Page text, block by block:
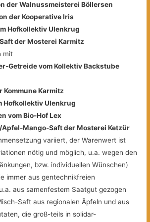
der Walnussmeisterei Böllersen
der Kooperative Iris
Hofkollektiv Ulenkrug
der Mosterei Karmitz
mit
Getreide vom Kollektiv Backstube
Kommune Karmitz
Hofkollektiv Ulenkrug
vom Bio-Hof Lex
Mango-Saft der Mosterei Ketzür
variiert, der Warenwert ist
nötig und möglich, u.a. wegen den
bzw. individuellen Wünschen)
immer aus gentechnikfreien
aus samenfestem Saatgut gezogen
Saft aus regionalen Äpfeln und aus
die groß-teils in solidar-